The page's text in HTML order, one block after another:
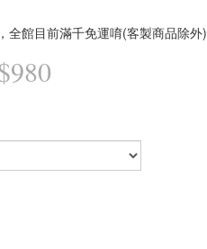
全館目前滿千免運唷(客製商品除外)